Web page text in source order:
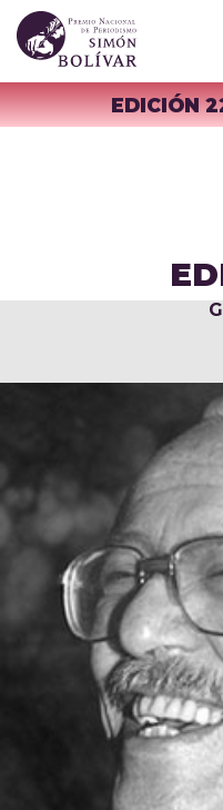
EDICIÓN